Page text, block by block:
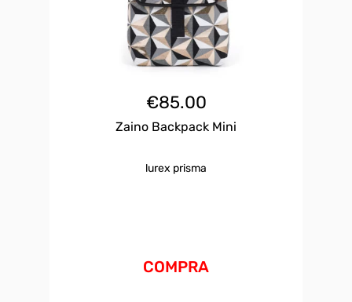
€85.00
Zaino Backpack Mini
lurex prisma
COMPRA